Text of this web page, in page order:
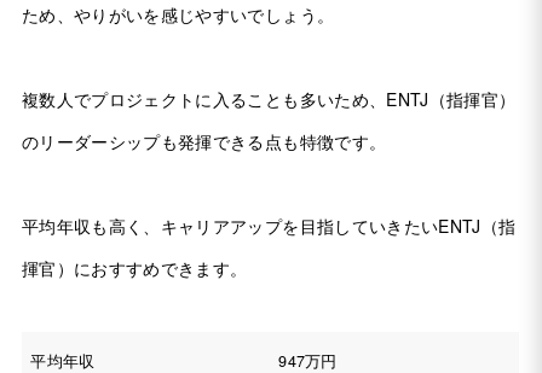
ため、やりがいを感じやすいでしょう。
複数人でプロジェクトに入ることも多いため、ENTJ（指揮官）
のリーダーシップも発揮できる点も特徴です。
平均年収も高く、キャリアアップを目指していきたいENTJ（指
揮官）におすすめできます。
平均年収 947万円